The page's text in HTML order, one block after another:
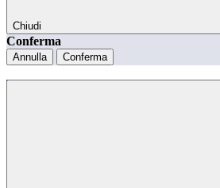
Chiudi
Conferma
Annulla Conferma